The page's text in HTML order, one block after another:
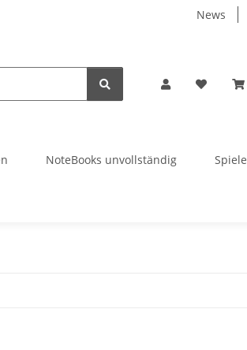
News
NoteBooks unvollständig Spiele